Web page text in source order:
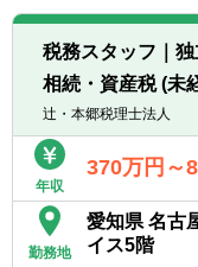
【
■フ
・
出
・
・
情
で
が
■
一
会
と
ス
税務スタッフ｜
相続・資産税 (未
辻・本郷税理士法人
年収
370万円～
勤務地
愛知県 名古
イス5階